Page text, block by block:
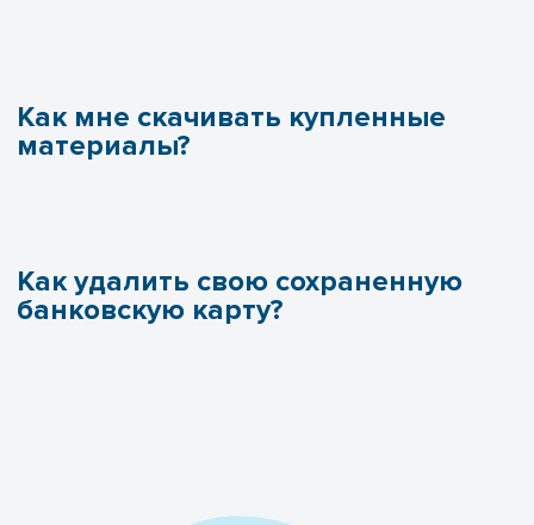
Как мне скачивать купленные
материалы?
Как удалить свою сохраненную
банковскую карту?